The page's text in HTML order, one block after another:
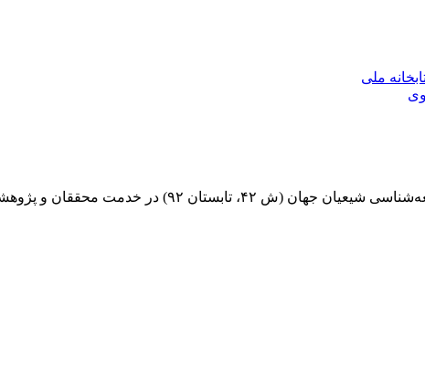
ملی
در خدمت محققان و پژوهشگران قرار گرفت